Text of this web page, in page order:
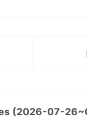
(2026-07-